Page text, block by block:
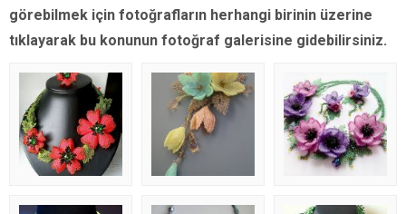
görebilmek için fotoğrafların herhangi birinin üzerine
tıklayarak bu konunun fotoğraf galerisine gidebilirsiniz.